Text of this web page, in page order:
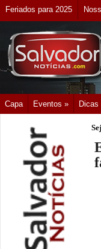
Feriados para 2025
Capa Eventos » Dicas